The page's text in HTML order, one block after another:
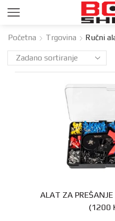
Početna Trgovina Ručni
ALAT ZA PREŠANJE
(1200